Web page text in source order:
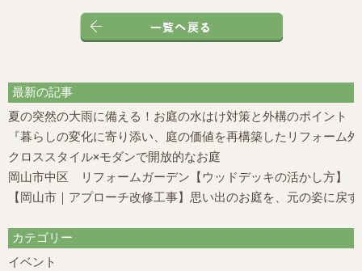
最新の記事
夏の突然の大雨に備える！お庭の水はけ対策と外構のポイント
『暮らしの変化に寄り添い、庭の価値を再構築したリフォーム
クロススタイル×モダンで開放的なお庭
岡山市中区 リフォームガーデン【ウッドデッキの活かし方】
【岡山市｜アプローチ改修工事】思い出のお庭を、元の姿に戻
カテゴリー
イベント